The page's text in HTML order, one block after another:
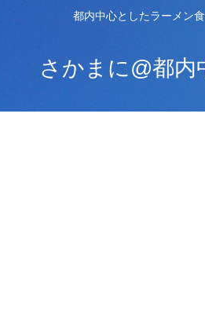
都内中心としたラーメン
さかまに@都